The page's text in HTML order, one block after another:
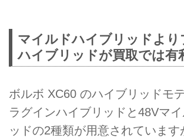
マイルドハイブリッドより
ハイブリッドが買取では有
ボルボ XC60 のハイブリッドモ
ラグインハイブリッドと48Vマ
ッドの2種類が用意されています